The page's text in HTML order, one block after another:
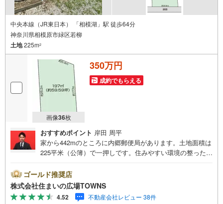
中央本線（JR東日本） 「相模湖」駅 徒歩64分
神奈川県相模原市緑区若柳
土地225m2
画像36枚
350万円
成約でもらえる
おすすめポイント 岸田 周平
家から442mのところに内郷郵便局があります。土地面積は
225平米（公簿）で一押しです。住みやすい環境の整った住
すめなのがこちらの売地。【年中無休/9:00～21:00】人気
物件は特にお問い合わせが集中するため、お早めにお電話
下さい。「室内・現地を見学する」ボタンよりご予約頂く
ゴールド推奨店
株式会社住まいの広場TOWNS
4.52 不動産会社レビュー 38件